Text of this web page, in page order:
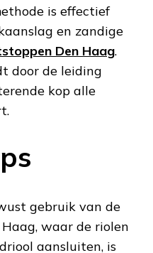
is effectief
en zandige
Den Haag.
door de leiding
kop alle
gebruik van de
waar de riolen
aansluiten, is